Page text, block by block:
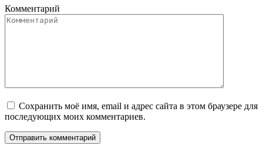
Комментарий
Сохранить моё имя, email и адрес сайта в этом браузере для
последующих моих комментариев.